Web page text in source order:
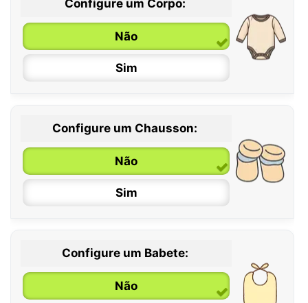
Configure um Corpo:
Não
Sim
0 / 6 meses
6 / 12 meses
12 / 18 meses
Configure um Chausson:
Não
Sim
Configure um Babete:
Não